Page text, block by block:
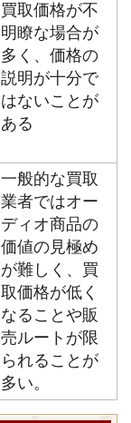
買取価格が不
明瞭な場合が
多く、価格の
説明が十分で
はないことが
ある
一般的な買取
業者ではオー
ディオ商品の
価値の見極め
が難しく、買
取価格が低く
なることや販
売ルートが限
られることが
多い。